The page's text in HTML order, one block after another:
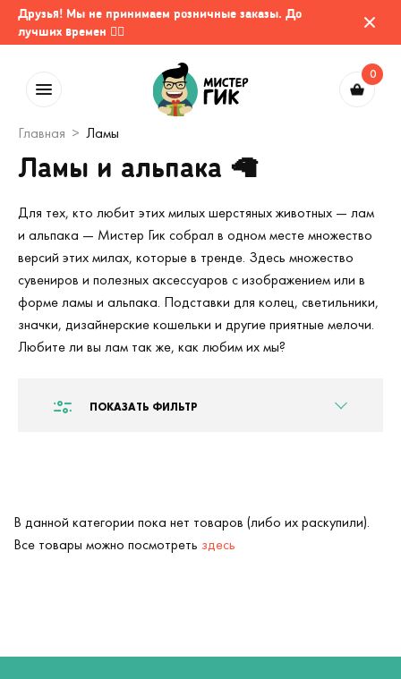
Друзья! Мы не принимаем розничные заказы. До
лучших времен 🤷‍♂️
0
Главная Ламы
Ламы и альпака 🦙
Для тех, кто любит этих милых шерстяных животных — лам
и альпака — Мистер Гик собрал в одном месте множество
версий этих милах, которые в тренде. Здесь множество
сувениров и полезных аксессуаров с изображением или в
форме ламы и альпака. Подставки для колец, светильники,
значки, дизайнерские кошельки и другие приятные мелочи.
Любите ли вы лам так же, как любим их мы?
ПОКАЗАТЬ ФИЛЬТР
В данной категории пока нет товаров (либо их раскупили).
Все товары можно посмотреть здесь